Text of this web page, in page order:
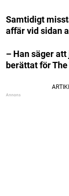
Samtidigt
affär vid sidan
– Han säger
berättat för